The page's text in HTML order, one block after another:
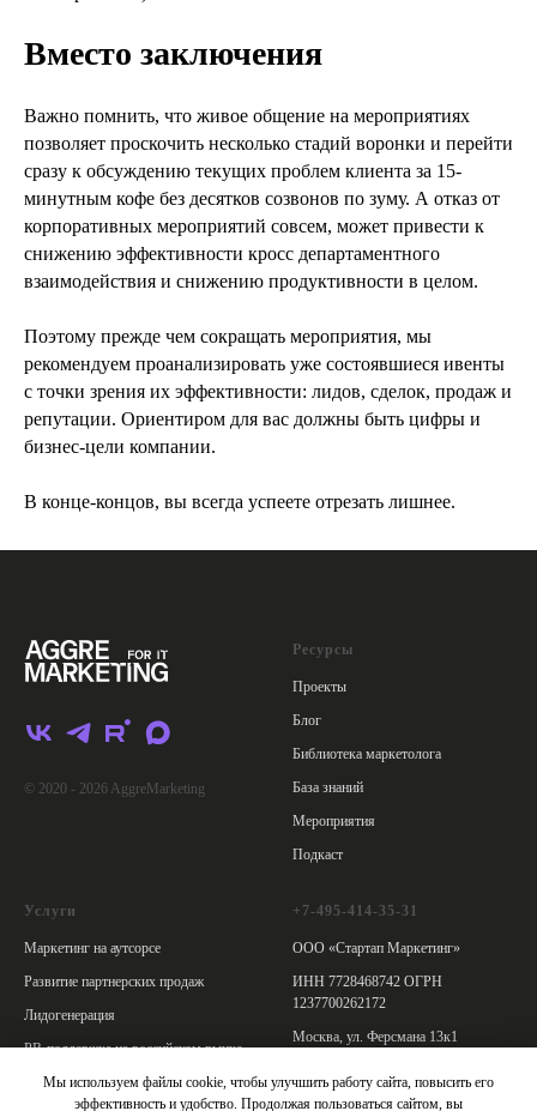
Мы используем файлы cookie, чтобы улучшить работу сайта, повысить его
эффективность и удобство. Продолжая пользоваться сайтом, вы
Вместо заключения
Важно помнить, что живое общение на мероприятиях
позволяет проскочить несколько стадий воронки и перейти
сразу к обсуждению текущих проблем клиента за 15-
минутным кофе без десятков созвонов по зуму. А отказ от
корпоративных мероприятий совсем, может привести к
снижению эффективности кросс департаментного
взаимодействия и снижению продуктивности в целом.
Поэтому прежде чем сокращать мероприятия, мы
рекомендуем проанализировать уже состоявшиеся ивенты
с точки зрения их эффективности: лидов, сделок, продаж и
репутации. Ориентиром для вас должны быть цифры и
бизнес-цели компании.
В конце-концов, вы всегда успеете отрезать лишнее.
© 2020 - 2026 AggreMarketing
Ресурсы
Проекты
Блог
Библиотека маркетолога
База знаний
Мероприятия
Подкаст
Услуги
Маркетинг на аутсорсе
Развитие партнерских продаж
Лидогенерация
PR-поддержка на российском рынке
PR-поддержка мероприятий
+7-495-414-35-31
ООО «Стартап Маркетинг»
ИНН 7728468742 ОГРН
1237700262172
Москва, ул. Ферсмана 13к1
данных